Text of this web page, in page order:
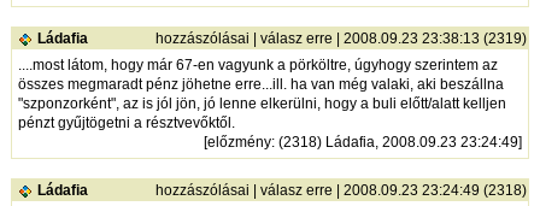
Ládafia hozzászólásai |válasz erre | 2008.09.23 23:38:13 (2319)
....most látom, hogy már 67-en vagyunk a pörköltre, úgyhogy szerintem az
összes megmaradt pénz jöhetne erre...ill. ha van még valaki, aki beszállna
"szponzorként", az is jól jön, jó lenne elkerülni, hogy a buli előtt/alatt kelljen
pénzt gyűjtögetni a résztvevőktől.
[előzmény: (2318) Ládafia, 2008.09.23 23:24:49]
Ládafia hozzászólásai |válasz erre | 2008.09.23 23:24:49 (2318)